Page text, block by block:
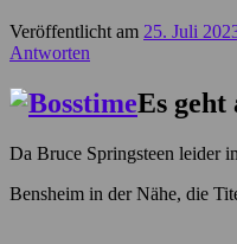
Veröffentlicht am 25. Juli
Antworten
Es
Da Bruce Springsteen leider
Bensheim in der Nähe, die